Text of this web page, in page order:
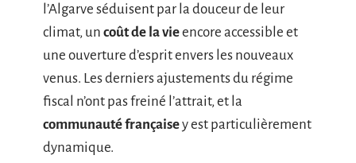
l’Algarve séduisent par la douceur de leur
climat, un coût de la vieencore accessible et
une ouverture d’esprit envers les nouveaux
venus. Les derniers ajustements du régime
fiscal n’ont pas freiné l’attrait, et la
communauté françaisey est particulièrement
dynamique.